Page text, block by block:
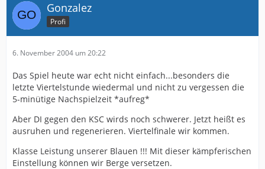
Gonzalez
Profi
6. November 2004 um 20:22
Das Spiel heute war echt nicht einfach...besonders die
letzte Viertelstunde wiedermal und nicht zu vergessen die
5-minütige Nachspielzeit *aufreg*
Aber DI gegen den KSC wirds noch schwerer. Jetzt heißt es
ausruhen und regenerieren. Viertelfinale wir kommen.
Klasse Leistung unserer Blauen !!! Mit dieser kämpferischen
Einstellung können wir Berge versetzen.